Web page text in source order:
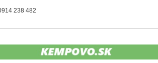
238 482